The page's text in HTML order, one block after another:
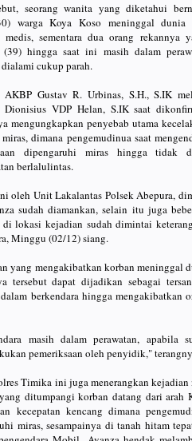
seorang wanita yang diketahui
warga Koya Koso meninggal dunia
medis, sementara dua orang rekannya
hingga saat ini masih dalam
cukup parah.
AKBP Gustav R. Urbinas, S.H., S.IK
VDP Helan, S.IK saat
mengungkapkan penyebab utama
dimana pengemudinua saat
dipengaruhi miras hingga tidak
berlalulintas.
oleh Unit Lakalantas Polsek Abepura,
sudah diamankan, selain itu juga
di lokasi kejadian sudah dimintai
Minggu (02/12) siang.
yang mengakibatkan korban meninggal
tersebut dapat dijadikan sebagai
berkendara hingga mengakibatkan
masih dalam perawatan, apabila
pemeriksaan oleh penyidik,"
Timika ini juga menerangkan kejadian
ditumpangi korban datang dari arah
kecepatan kencang dimana
miras, sesampainya di tanah hitam